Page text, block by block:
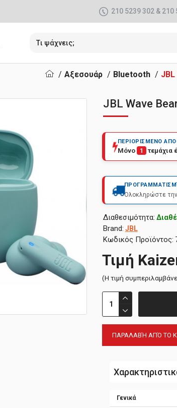
210 5239 302 & 210
Αξεσουάρ Bluetooth JBL
JBL Wave
ΠΕΡΙΟΡΙΣΜΕΝΟ
Μόνο 1 τεμάχια
Ολοκληρώστε την
Διαθεσιμότητα:
Brand: JBL
Κωδικός Προϊόντος:
ΠΑΡΑΛΑΒΉ ΑΠΌ ΤΟ
Τιμή
(H τιμή
Γενικά